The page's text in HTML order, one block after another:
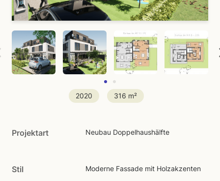
2020 316 m²
Projektart Neubau Doppelhaushälfte
Stil Moderne Fassade mit Holzakzenten